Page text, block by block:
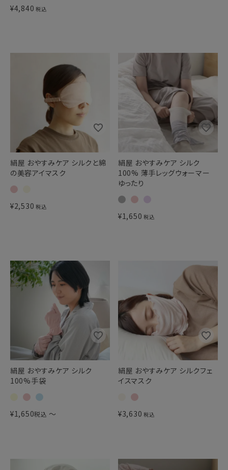
¥4,840 税込
絹屋 おやすみケア シルクと綿
の美容アイマスク
¥2,530 税込
絹屋 おやすみケア シルク
100% 薄手レッグウォーマー
ゆったり
¥1,650 税込
絹屋 おやすみケア シルク
100%手袋
¥1,650税込 〜
絹屋 おやすみケア シルクフェ
イスマスク
¥3,630 税込